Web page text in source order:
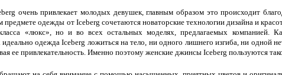
очень привлекает молодых девушек, главным образом это происходит
предмете одежды от Iceberg сочетаются новаторские технологии дизайна и
«люкс», но и во всех остальных моделях, предлагаемых компанией.
идеально одежда Iceberg ложиться на тело, ни одного лишнего изгиба, ни одной
ее привлекательность. Именно поэтому женские джинсы Iceberg пользуются